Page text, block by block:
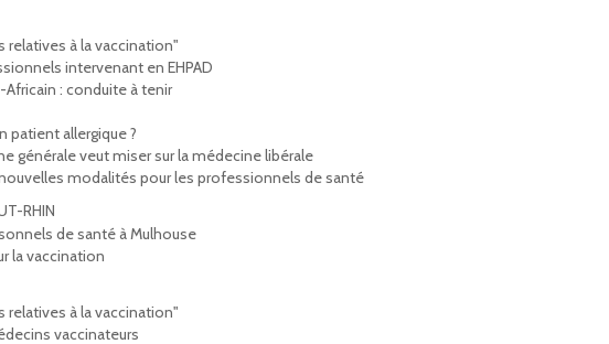
à la vaccination"
intervenant en EHPAD
: conduite à tenir
patient allergique ?
générale veut miser sur la médecine libérale
modalités pour les professionnels de santé
RHIN
de santé à Mulhouse
la vaccination
à la vaccination"
vaccinateurs